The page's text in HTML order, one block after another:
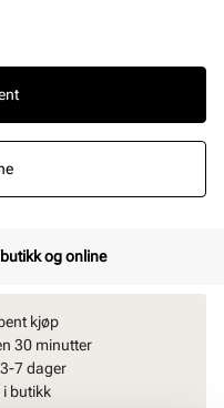
og online
kjøp
30 minutter
7 dager
i butikk